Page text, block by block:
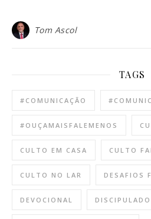
Tom Ascol
TAGS
#COMUNICAÇÃO
#OUÇAMAISFALEMENOS
CULTO EM CASA CULTO
CULTO NO LAR DESAFIOS
DEVOCIONAL